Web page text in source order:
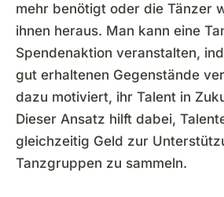
mehr benötigt oder die Tänzer
ihnen heraus. Man kann eine
Spendenaktion veranstalten,
gut erhaltenen Gegenstände
dazu motiviert, ihr Talent in
Dieser Ansatz hilft dabei,
gleichzeitig Geld zur
Tanzgruppen zu sammeln.